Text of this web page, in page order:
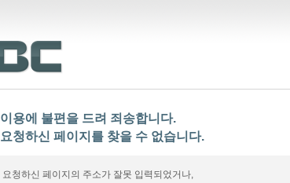
이용에 불편을 드려 죄송합니다.
요청하신 페이지를 찾을 수 없습니다.
요청하신 페이지의 주소가 잘못 입력되었거나,